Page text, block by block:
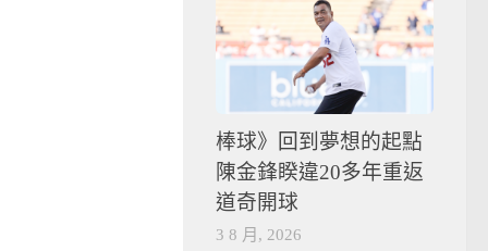
棒球》回到夢想的起點
陳金鋒睽違20多年重返
道奇開球
3 8 月, 2026